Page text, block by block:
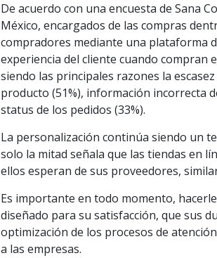
De acuerdo con una encuesta de Sana
México, encargados de las compras
compradores mediante una plataforma
experiencia del cliente cuando compran
siendo las principales razones la
producto (51%), información incorrecta
status de los pedidos (33%).
La personalización continúa siendo un
solo la mitad señala que las tiendas en
ellos esperan de sus proveedores,
Es importante en todo momento,
diseñado para su satisfacción, que sus
optimización de los procesos de
a las empresas.